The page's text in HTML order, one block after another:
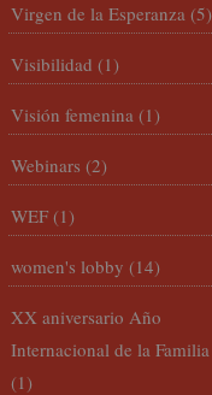
Virgen de la Esperanza (5)
Visibilidad (1)
Visión femenina (1)
Webinars (2)
WEF (1)
women's lobby (14)
XX aniversario Año
Internacional de la Familia
(1)